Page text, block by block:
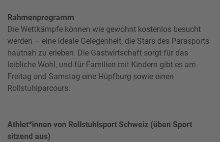
Rahmenprogramm
Die Wettkämpfe können wie gewohnt kostenlos besucht
werden – eine ideale Gelegenheit, die Stars des Parasports
hautnah zu erleben. Die Gastwirtschaft sorgt für das
leibliche Wohl, und für Familien mit Kindern gibt es am
Freitag und Samstag eine Hüpfburg sowie einen
Rollstuhlparcours.
Athlet*innen von Rollstuhlsport Schweiz (üben Sport
sitzend aus)